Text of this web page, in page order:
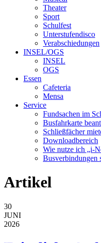
Theater
Sport
Schulfest
Unterstufendisco
Verabschiedungen
INSEL/OGS
INSEL
OGS
Essen
Cafeteria
Mensa
Service
Fundsachen im
Busfahrkarte
Schließfächer
Downloadbereich
Wie nutze ich „i-
Busverbindungen
Artikel
30
JUNI
2026